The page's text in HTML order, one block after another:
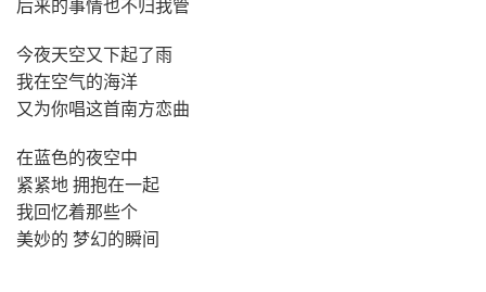
后来的事情也不归我管
今夜天空又下起了雨
我在空气的海洋
又为你唱这首南方恋曲
在蓝色的夜空中
紧紧地 拥抱在一起
我回忆着那些个
美妙的 梦幻的瞬间